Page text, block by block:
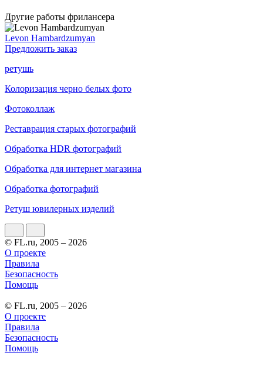
Другие работы фрилансера
Levon Hambardzumyan
Предложить заказ
ретушь
Колоризация черно белых фото
Фотоколлаж
Реставрация старых фотографий
Обработка HDR фотографий
Обработка для интернет магазина
Обработка фотографий
Ретуш ювилерных изделий
© FL.ru, 2005 – 2026
О проекте
Правила
Безопасность
Помощь
© FL.ru, 2005 – 2026
О проекте
Правила
Безопасность
Помощь